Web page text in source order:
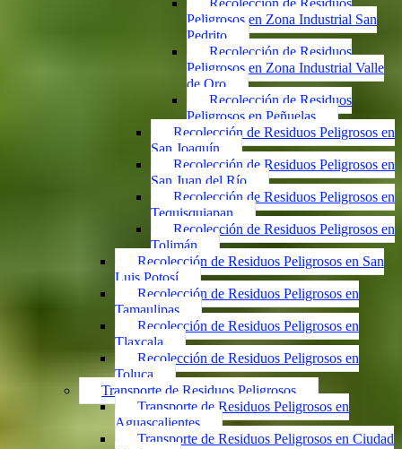
Recolección de Residuos
Peligrosos en Zona Industrial San
Pedrito
Recolección de Residuos
Peligrosos en Zona Industrial Valle
de Oro
Recolección de Residuos
Peligrosos en Peñuelas
Recolección de Residuos Peligrosos en
San Joaquín
Recolección de Residuos Peligrosos en
San Juan del Río
Recolección de Residuos Peligrosos en
Tequisquiapan
Recolección de Residuos Peligrosos en
Tolimán
Recolección de Residuos Peligrosos en San
Luis Potosí
Recolección de Residuos Peligrosos en
Tamaulipas
Recolección de Residuos Peligrosos en
Tlaxcala
Recolección de Residuos Peligrosos en
Toluca
Transporte de Residuos Peligrosos
Transporte de Residuos Peligrosos en
Aguascalientes
Transporte de Residuos Peligrosos en Ciudad